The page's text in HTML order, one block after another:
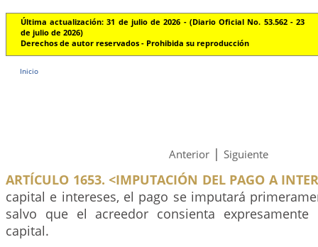
Última actualización: 31 de julio de 2026 - (Diario Oficial No. 53.562 - 23
de julio de 2026)
Derechos de autor reservados - Prohibida su reproducción
Inicio
Anterior | Siguiente
ARTÍCULO 1653. <IMPUTACIÓN DEL PAGO A
capital e intereses, el pago se imputará
salvo que el acreedor consienta
capital.